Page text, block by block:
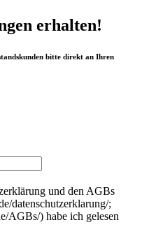
erhalten!
bitte direkt an Ihren
und den AGBs
datenschutzerklarung/;
AGBs/) habe ich gelesen